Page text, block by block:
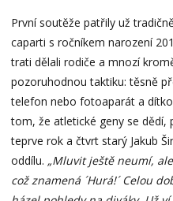
První soutěže patřily už
caparti s ročníkem narození
trati dělali rodiče a mnozí
pozoruhodnou taktiku: těsně
telefon nebo fotoaparát a
tom, že atletické geny se dědí,
teprve rok a čtvrt starý Jakub
oddílu. „Mluvit ještě neumí,
což znamená ´Hurá!´ Celou